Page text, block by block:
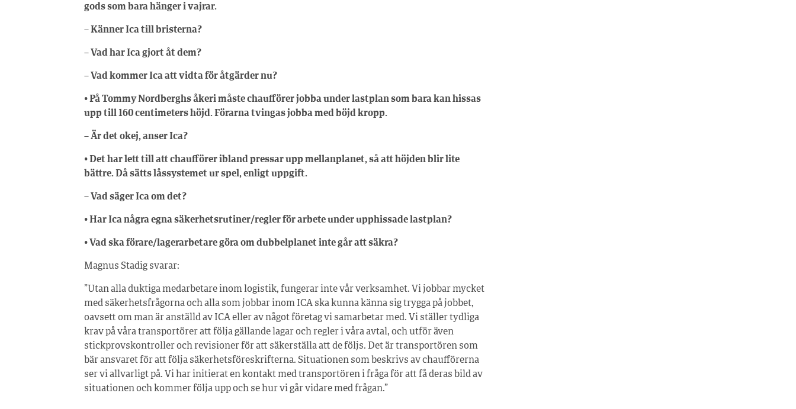
gods som bara hänger i vajrar.
– Känner Ica till bristerna?
– Vad har Ica gjort åt dem?
– Vad kommer Ica att vidta för åtgärder nu?
• På Tommy Nordberghs åkeri måste chaufförer jobba under lastplan som bara kan hissas
upp till 160 centimeters höjd. Förarna tvingas jobba med böjd kropp.
– Är det okej, anser Ica?
• Det har lett till att chaufförer ibland pressar upp mellanplanet, så att höjden blir lite
bättre. Då sätts låssystemet ur spel, enligt uppgift.
– Vad säger Ica om det?
• Har Ica några egna säkerhetsrutiner/regler för arbete under upphissade lastplan?
• Vad ska förare/lagerarbetare göra om dubbelplanet inte går att säkra?
Magnus Stadig svarar:
”Utan alla duktiga medarbetare inom logistik, fungerar inte vår verksamhet. Vi jobbar mycket
med säkerhetsfrågorna och alla som jobbar inom ICA ska kunna känna sig trygga på jobbet,
oavsett om man är anställd av ICA eller av något företag vi samarbetar med. Vi ställer tydliga
krav på våra transportörer att följa gällande lagar och regler i våra avtal, och utför även
stickprovskontroller och revisioner för att säkerställa att de följs. Det är transportören som
bär ansvaret för att följa säkerhetsföreskrifterna. Situationen som beskrivs av chaufförerna
ser vi allvarligt på. Vi har initierat en kontakt med transportören i fråga för att få deras bild av
situationen och kommer följa upp och se hur vi går vidare med frågan.”